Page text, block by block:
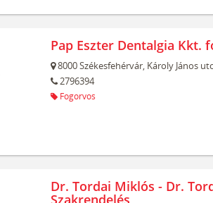
Pap Eszter Dentalgia Kkt.
8000Székesfehérvár, Károly János
2796394
Fogorvos
Dr. Tordai Miklós - Dr.
Szakrendelés